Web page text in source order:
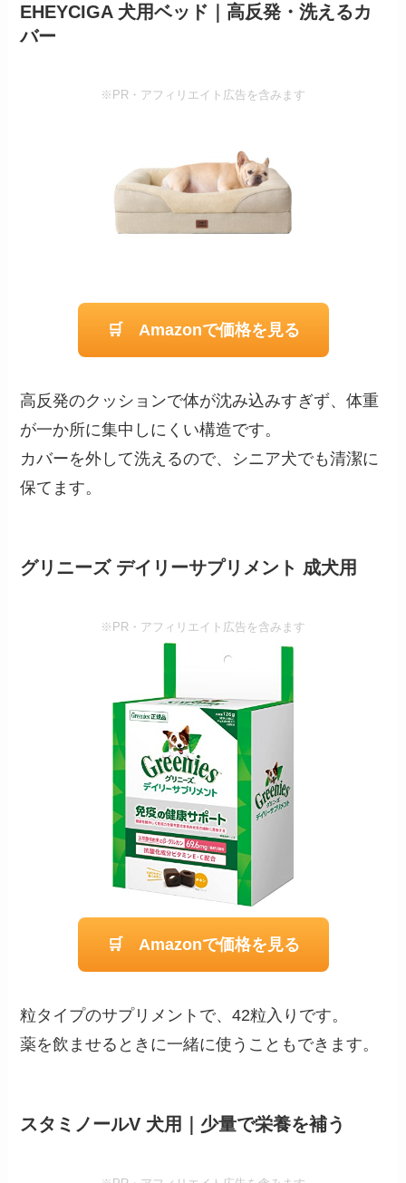
EHEYCIGA 犬用ベッド｜高反発・洗えるカ
バー
※PR・アフィリエイト広告を含みます
🛒 Amazonで価格を見る
高反発のクッションで体が沈み込みすぎず、体重
が一か所に集中しにくい構造です。
カバーを外して洗えるので、シニア犬でも清潔に
保てます。
グリニーズ デイリーサプリメント 成犬用
※PR・アフィリエイト広告を含みます
🛒 Amazonで価格を見る
粒タイプのサプリメントで、42粒入りです。
薬を飲ませるときに一緒に使うこともできます。
スタミノールV 犬用｜少量で栄養を補う